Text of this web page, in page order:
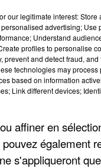
familles
familles
et
sur
our legitimate interest: Store
advertising; Use
Understand
profiles to personalise
prevent and detect fraud, and
technologies may process
based on information
Link different devices;
affiner en
également
s'appliqueront